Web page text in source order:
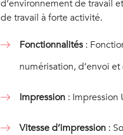
d’environnement de travail
de travail à forte activité.
Fonctionnalités:
numérisation, d’envoi
Impression: Impression
Vitesse d’impression: